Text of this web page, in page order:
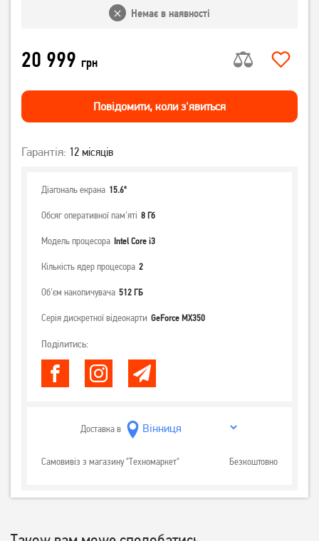
Немає в наявності
20 999 грн
Повiдомити, коли з'явиться
Гарантія: 12 місяців
Діагональ екрана 15.6"
Обсяг оперативної пам'яті 8 Гб
Модель процесора Intel Core i3
Кількість ядер процесора 2
Об'єм накопичувача 512 ГБ
Серія дискретної відеокарти GeForce MX350
Поділитись:
Доставка в
Самовивіз з магазину "Техномаркет" Безкоштовно